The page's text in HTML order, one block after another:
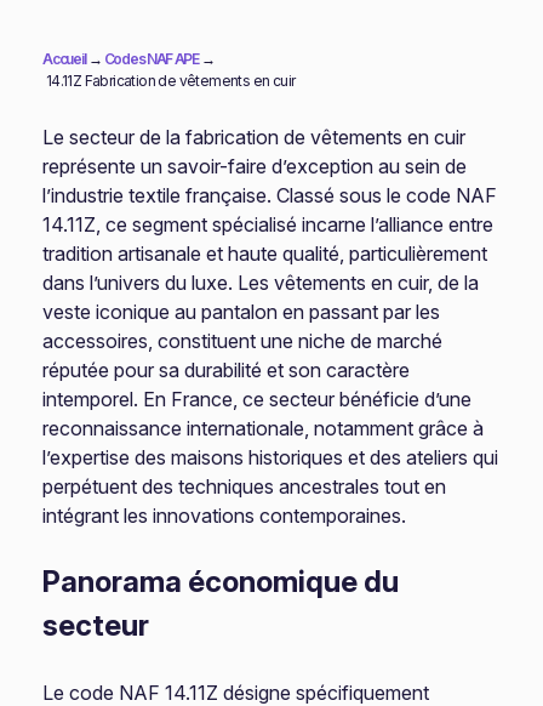
Accueil→ Codes NAF APE→
14.11Z Fabrication de vêtements en cuir
Le secteur de la fabrication de vêtements en cuir
représente un savoir-faire d’exception au sein de
l’industrie textile française. Classé sous le code NAF
14.11Z, ce segment spécialisé incarne l’alliance entre
tradition artisanale et haute qualité, particulièrement
dans l’univers du luxe. Les vêtements en cuir, de la
veste iconique au pantalon en passant par les
accessoires, constituent une niche de marché
réputée pour sa durabilité et son caractère
intemporel. En France, ce secteur bénéficie d’une
reconnaissance internationale, notamment grâce à
l’expertise des maisons historiques et des ateliers qui
perpétuent des techniques ancestrales tout en
intégrant les innovations contemporaines.
Panorama économique du
secteur
Le code NAF 14.11Z désigne spécifiquement